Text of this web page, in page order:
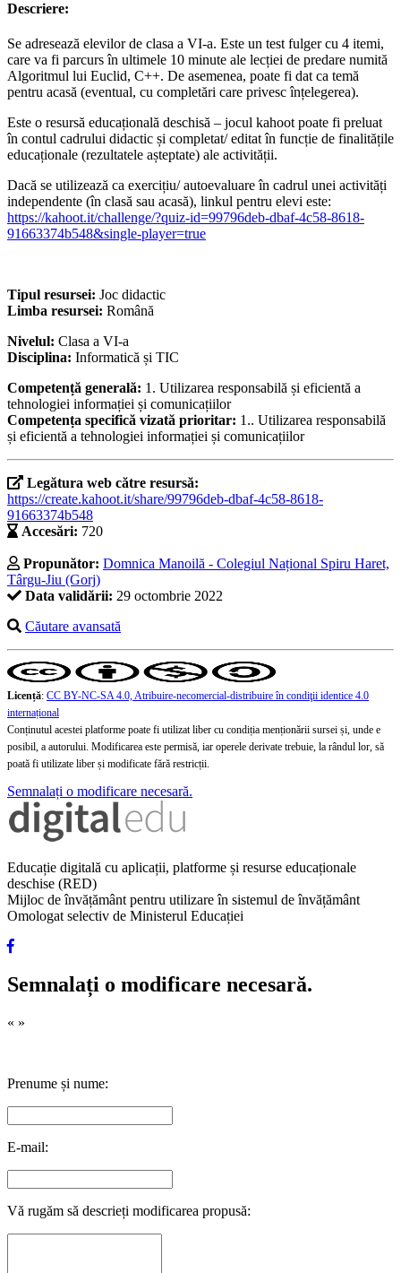
Descriere:
Se adresează elevilor de clasa a VI-a. Este un test fulger cu 4 itemi,
care va fi parcurs în ultimele 10 minute ale lecției de predare numită
Algoritmul lui Euclid, C++. De asemenea, poate fi dat ca temă
pentru acasă (eventual, cu completări care privesc înțelegerea).
Este o resursă educațională deschisă – jocul kahoot poate fi preluat
în contul cadrului didactic și completat/ editat în funcție de finalitățile
educaționale (rezultatele așteptate) ale activității.
Dacă se utilizează ca exercițiu/ autoevaluare în cadrul unei activități
independente (în clasă sau acasă), linkul pentru elevi este:
https://kahoot.it/challenge/?quiz-id=99796deb-dbaf-4c58-8618-
91663374b548&single-player=true
Tipul resursei: Joc didactic
Limba resursei: Română
Nivelul: Clasa a VI-a
Disciplina: Informatică și TIC
Competență generală: 1. Utilizarea responsabilă și eficientă a
tehnologiei informației și comunicațiilor
Competența specifică vizată prioritar: 1.. Utilizarea responsabilă
și eficientă a tehnologiei informației și comunicațiilor
Legătura web către resursă:
https://create.kahoot.it/share/99796deb-dbaf-4c58-8618-
91663374b548
Accesări: 720
Propunător: Domnica Manoilă - Colegiul Național Spiru Haret,
Târgu-Jiu (Gorj)
Data validării: 29 octombrie 2022
Căutare avansată
Licență: CC BY-NC-SA 4.0, Atribuire-necomercial-distribuire în condiţii identice 4.0
internațional
Conținutul acestei platforme poate fi utilizat liber cu condiția menționării sursei și, unde e
posibil, a autorului. Modificarea este permisă, iar operele derivate trebuie, la rândul lor, să
poată fi utilizate liber și modificate fără restricții.
Semnalați o modificare necesară.
Educație digitală cu aplicații, platforme și resurse educaționale
deschise (RED)
Mijloc de învățământ pentru utilizare în sistemul de învățământ
Omologat selectiv de Ministerul Educației
Semnalați o modificare necesară.
« »
Prenume și nume:
E-mail:
Vă rugăm să descrieți modificarea propusă: